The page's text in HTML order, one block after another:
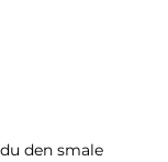
den smale